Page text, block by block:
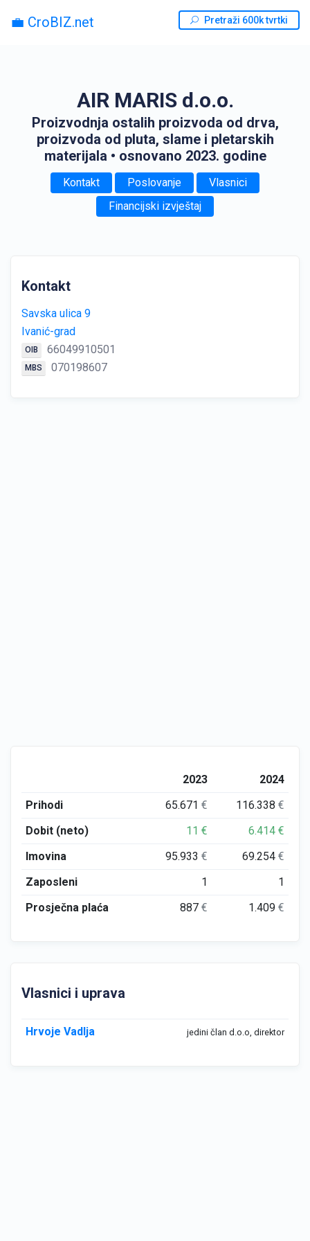
💼 CroBIZ.net Pretraži 600k tvrtki
AIR MARIS d.o.o.
Proizvodnja ostalih proizvoda od drva,
proizvoda od pluta, slame i pletarskih
materijala • osnovano 2023. godine
Kontakt Poslovanje
Vlasnici
Financijski izvještaj
Kontakt
Savska ulica 9
Ivanić-grad
OIB 66049910501
MBS 070198607
2023
2024
Prihodi
65.671€ 116.338€
Dobit (neto)
11€ 6.414€
Imovina
95.933€ 69.254€
Zaposleni
1
1
Prosječna plaća
887€ 1.409€
Vlasnici i uprava
Hrvoje Vadlja jedini član d.o.o, direktor